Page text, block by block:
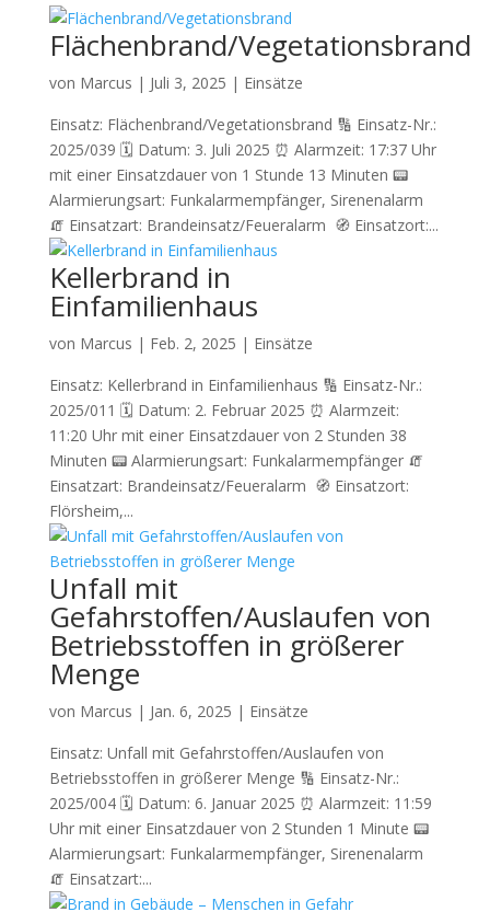
Flächenbrand/Vegetationsbrand
von Marcus | Juli 3, 2025 | Einsätze
Einsatz: Flächenbrand/Vegetationsbrand 🔢 Einsatz-Nr.:
2025/039 🗓 Datum: 3. Juli 2025 ⏰ Alarmzeit: 17:37 Uhr
mit einer Einsatzdauer von 1 Stunde 13 Minuten 📟
Alarmierungsart: Funkalarmempfänger, Sirenenalarm
🧯 Einsatzart: Brandeinsatz/Feueralarm 🧭 Einsatzort:...
Kellerbrand in
Einfamilienhaus
von Marcus | Feb. 2, 2025 | Einsätze
Einsatz: Kellerbrand in Einfamilienhaus 🔢 Einsatz-Nr.:
2025/011 🗓 Datum: 2. Februar 2025 ⏰ Alarmzeit:
11:20 Uhr mit einer Einsatzdauer von 2 Stunden 38
Minuten 📟 Alarmierungsart: Funkalarmempfänger 🧯
Einsatzart: Brandeinsatz/Feueralarm 🧭 Einsatzort:
Flörsheim,...
Unfall mit
Gefahrstoffen/Auslaufen von
Betriebsstoffen in größerer
Menge
von Marcus | Jan. 6, 2025 | Einsätze
Einsatz: Unfall mit Gefahrstoffen/Auslaufen von
Betriebsstoffen in größerer Menge 🔢 Einsatz-Nr.:
2025/004 🗓 Datum: 6. Januar 2025 ⏰ Alarmzeit: 11:59
Uhr mit einer Einsatzdauer von 2 Stunden 1 Minute 📟
Alarmierungsart: Funkalarmempfänger, Sirenenalarm
🧯 Einsatzart:...